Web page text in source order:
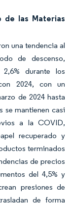
de las Materias
una tendencia al
de descenso,
durante los
2024, con un
de 2024 hasta
se mantienen casi
a la COVID,
recuperado y
terminados
de precios
del 4,5% y
presiones de
de forma